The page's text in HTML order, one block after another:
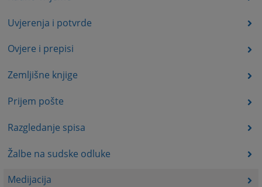
Uvjerenja i potvrde
Ovjere i prepisi
Zemljišne knjige
Prijem pošte
Razgledanje spisa
Žalbe na sudske odluke
Medijacija